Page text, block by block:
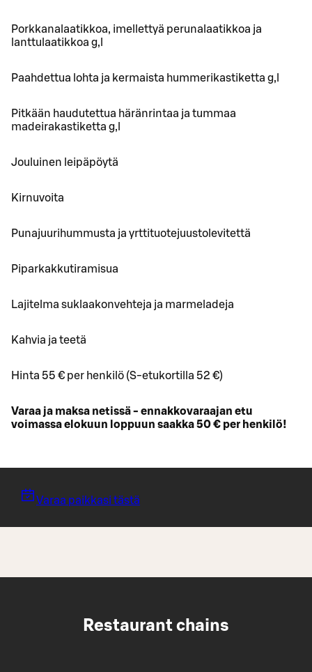
Porkkanalaatikkoa, imellettyä perunalaatikkoa ja
lanttulaatikkoa g,l
Paahdettua lohta ja kermaista hummerikastiketta g,l
Pitkään haudutettua häränrintaa ja tummaa
madeirakastiketta g,l
Jouluinen leipäpöytä
Kirnuvoita
Punajuurihummusta ja yrttituotejuustolevitettä
Piparkakkutiramisua
Lajitelma suklaakonvehteja ja marmeladeja
Kahvia ja teetä
Hinta 55 € per henkilö (S-etukortilla 52 €)
Varaa ja maksa netissä - ennakkovaraajan etu
voimassa elokuun loppuun saakka 50 € per henkilö!
Varaa paikkasi tästä
Restaurant chains